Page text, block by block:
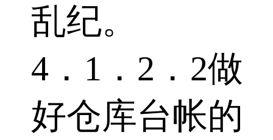
乱纪。
4．1．2．2做
好仓库台帐的